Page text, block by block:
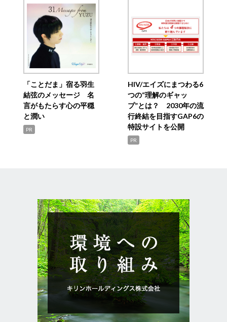
「ことだま」宿る羽生
結弦のメッセージ 名
言がもたらす心の平穏
と潤い
PR
HIV/エイズにまつわる6
つの“理解のギャッ
プ”とは？ 2030年の流
行終結を目指すGAP6の
特設サイトを公開
PR